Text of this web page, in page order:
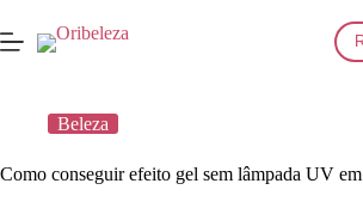
para
o
Beleza
Como conseguir efeito gel sem lâmpada UV em